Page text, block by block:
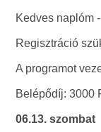
Kedves naplóm
Regisztráció
A programot
Belépődíj: 3000
06.13. szombat